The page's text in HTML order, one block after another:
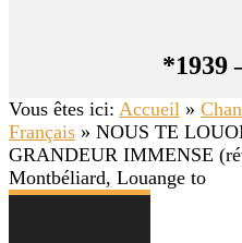
*1939
Vous êtes ici: Accueil »
Français » NOUS TE
GRANDEUR IMMENSE
Montbéliard, Louange to